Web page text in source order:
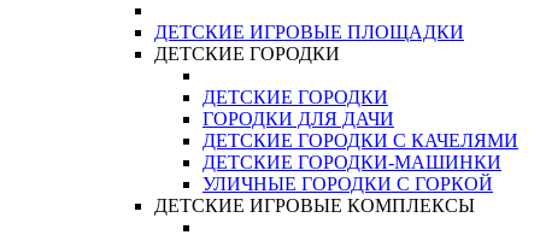
ДЕТСКИЕ ИГРОВЫЕ ПЛОЩАДКИ
ДЕТСКИЕ ГОРОДКИ
ДЕТСКИЕ ГОРОДКИ
ГОРОДКИ ДЛЯ ДАЧИ
ДЕТСКИЕ ГОРОДКИ С КАЧЕЛЯМИ
ДЕТСКИЕ ГОРОДКИ-МАШИНКИ
УЛИЧНЫЕ ГОРОДКИ С ГОРКОЙ
ДЕТСКИЕ ИГРОВЫЕ КОМПЛЕКСЫ